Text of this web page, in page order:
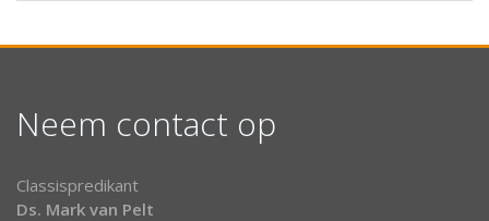
Neem contact op
Classispredikant
Ds. Mark van Pelt